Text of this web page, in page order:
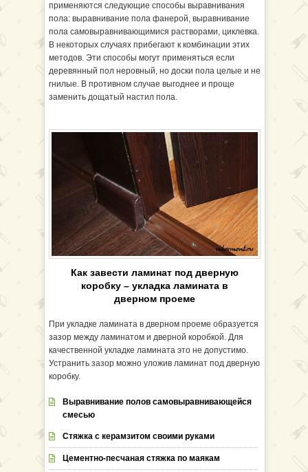
применяются следующие способы выравнивания
пола: выравнивание пола фанерой, выравнивание
пола самовыравнивающимися растворами, циклевка.
В некоторых случаях прибегают к комбинации этих
методов. Эти способы могут применяться если
деревянный пол неровный, но доски пола целые и не
гнилые. В противном случае выгоднее и проще
заменить дощатый настил пола.
Как завести ламинат под дверную
коробку – укладка ламината в
дверном проеме
При укладке ламината в дверном проеме образуется
зазор между ламинатом и дверной коробкой. Для
качественной укладке ламината это не допустимо.
Устранить зазор можно уложив ламинат под дверную
коробку.
Выравнивание полов самовыравнивающейся
смесью
Стяжка с керамзитом своими руками
Цементно-песчаная стяжка по маякам